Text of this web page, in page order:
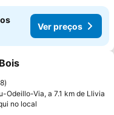
Ver preços
aos favoritos
Odeillo-Via, a 7.1 km de Llivia
no local